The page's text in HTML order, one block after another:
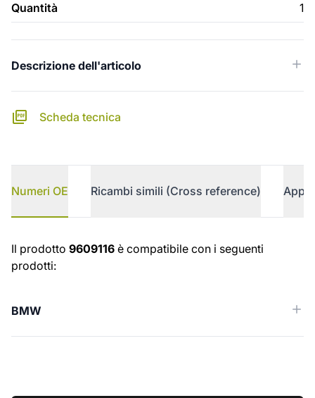
Quantità 1
Descrizione dell'articolo
Scheda tecnica
Numeri OE Ricambi simili (Cross reference)
Numeri OE
Il prodotto 9609116 è compatibile con i seguenti
prodotti:
BMW